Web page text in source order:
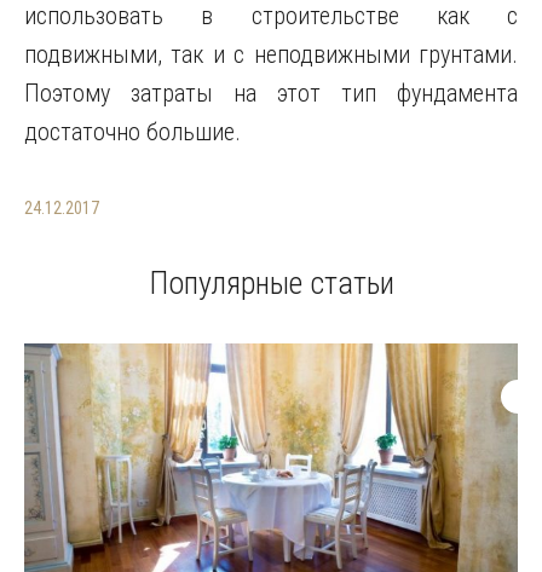
использовать в строительстве как с
подвижными, так и с неподвижными грунтами.
Поэтому затраты на этот тип фундамента
достаточно большие.
24.12.2017
Популярные статьи